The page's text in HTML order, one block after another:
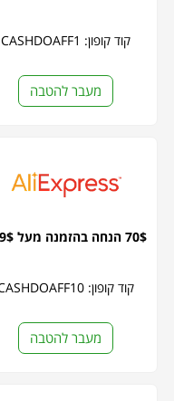
קוד קופון: CASHDOAFF1
מעבר להטבה
70$ הנחה בהזמנה מעל 699$
קוד קופון: CASHDOAFF10
מעבר להטבה